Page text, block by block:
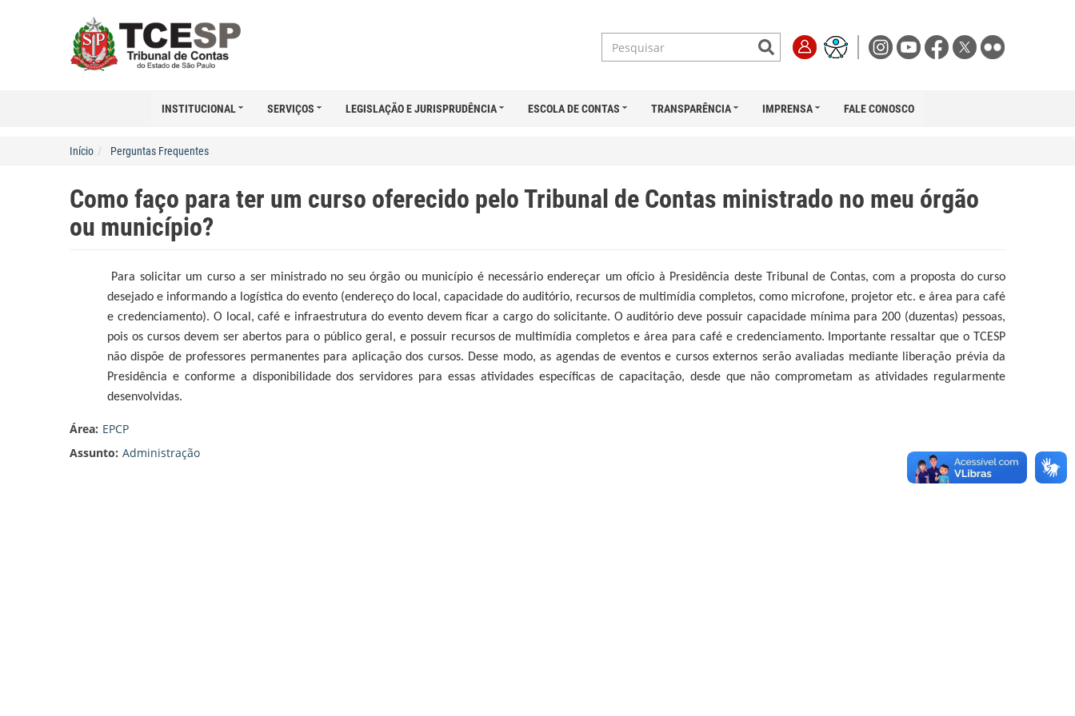
INSTITUCIONAL SERVIÇOS LEGISLAÇÃO E JURISPRUDÊNCIA ESCOLA DE CONTAS TRANSPARÊNCIA IMPRENSA FALE CONOSCO
Início Perguntas Frequentes
Como faço para ter um curso oferecido pelo Tribunal de Contas ministrado no meu órgão
ou município?
Para solicitar um curso a ser ministrado no seu órgão ou município é necessário endereçar um ofício à Presidência deste Tribunal de Contas, com a proposta do curso
desejado e informando a logística do evento (endereço do local, capacidade do auditório, recursos de multimídia completos, como microfone, projetor etc. e área para café
e credenciamento). O local, café e infraestrutura do evento devem ficar a cargo do solicitante. O auditório deve possuir capacidade mínima para 200 (duzentas) pessoas,
pois os cursos devem ser abertos para o público geral, e possuir recursos de multimídia completos e área para café e credenciamento. Importante ressaltar que o TCESP
não dispõe de professores permanentes para aplicação dos cursos. Desse modo, as agendas de eventos e cursos externos serão avaliadas mediante liberação prévia da
Presidência e conforme a disponibilidade dos servidores para essas atividades específicas de capacitação, desde que não comprometam as atividades regularmente
desenvolvidas.
Área: EPCP
Assunto: Administração